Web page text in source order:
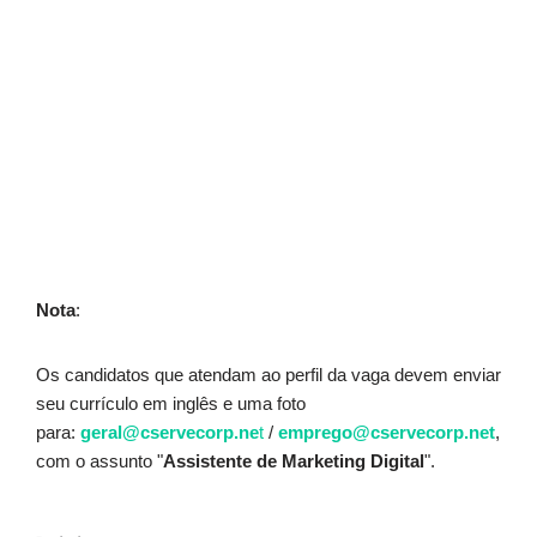
Nota:
Os candidatos que atendam ao perfil da vaga devem enviar
seu currículo em inglês e uma foto
para: geral@cservecorp.net / emprego@cservecorp.net,
com o assunto "Assistente de Marketing Digital".